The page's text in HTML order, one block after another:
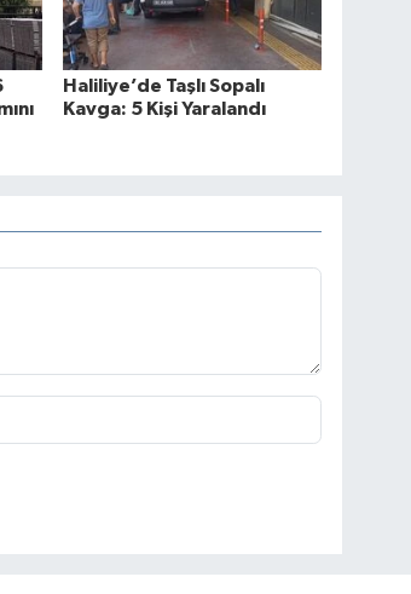
Haliliye’de Taşlı Sopalı
Kavga: 5 Kişi Yaralandı